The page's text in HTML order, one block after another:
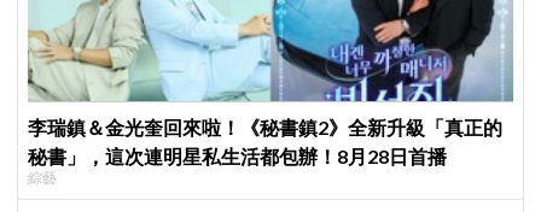
李瑞鎮＆金光奎回來啦！《秘書鎮2》全新升級「真正的
秘書」，這次連明星私生活都包辦！8月28日首播
綜藝